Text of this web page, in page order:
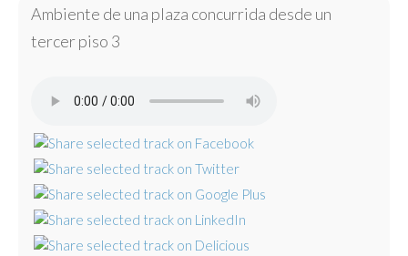
Ambiente de una plaza concurrida desde un
tercer piso 3